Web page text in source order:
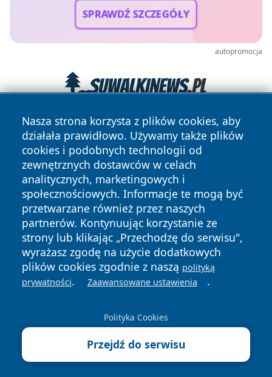
SPRAWDŹ SZCZEGÓŁY
autopromocja
Nasza strona korzysta z plików cookies, aby
działała prawidłowo. Używamy także plików
cookies i podobnych technologii od
zewnętrznych dostawców w celach
analitycznych, marketingowych i
społecznościowych. Informacje te mogą być
przetwarzane również przez naszych
partnerów. Kontynuując korzystanie ze
strony lub klikając „Przechodzę do serwisu",
wyrażasz zgodę na użycie dodatkowych
plików cookies zgodnie z naszą polityką
prywatności. Zaawansowane ustawienia .
Polityka Cookies
Przejdź do serwisu
Copyright © 2026 wrotachorzowa.pl Wszystkie prawa
zastrzeżone.
News Autorzy
Polityka
Prywatności
Polityka
Cookies